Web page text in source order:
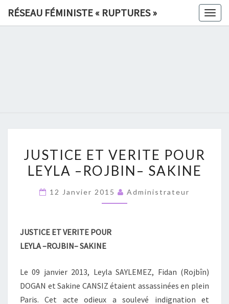
RÉSEAU FÉMINISTE « RUPTURES »
»
ET
VERITE
LEYLA
JUSTICE ET VERITE POUR
LEYLA –ROJBIN– SAKINE
12 Janvier 2015 Administrateur
JUSTICE ET VERITE POUR
LEYLA –ROJBIN– SAKINE
Le 09 janvier 2013, Leyla SAYLEMEZ, Fidan (Rojbîn)
DOGAN et Sakine CANSIZ étaient assassinées en plein
Paris. Cet acte odieux a soulevé indignation et